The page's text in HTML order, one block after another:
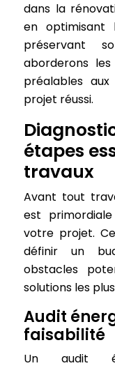
dans la
en optimisant
préservant
aborderons
préalables
projet réussi.
étapes
travaux
Avant tout
est
votre projet.
définir un
obstacles
solutions les
Audit
faisabilité
Un audit